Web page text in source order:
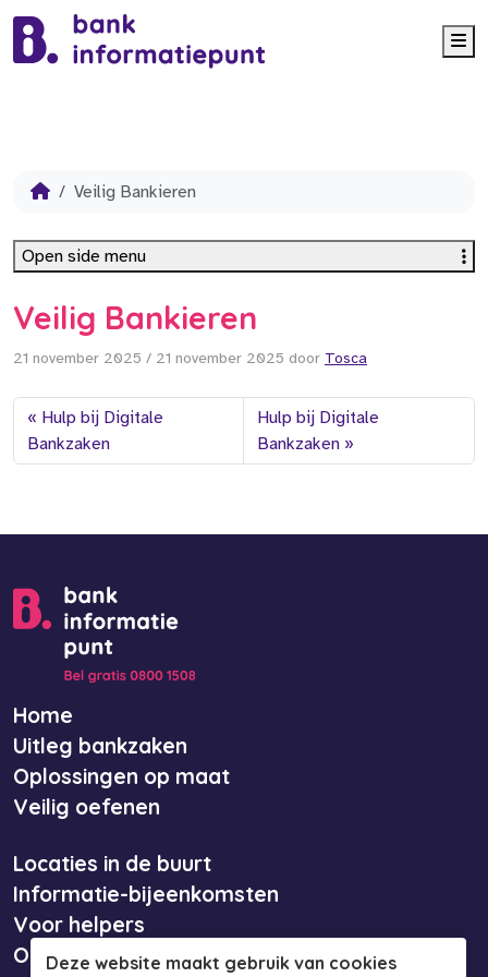
Veilig Bankieren
Veilig Bankieren
21 november 2025 / 21 november 2025 door Tosca
Hulp bij Digitale
Bankzaken
Hulp bij Digitale
Bankzaken
Open side menu
Home
Uitleg bankzaken
Oplossingen op maat
Veilig oefenen
Locaties in de buurt
Informatie-bijeenkomsten
Voor helpers
Over ons
Deze website maakt gebruik van cookies